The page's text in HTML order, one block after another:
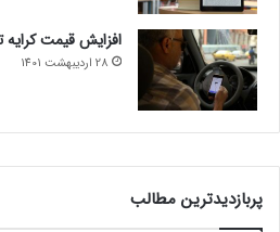
افزایش قیمت
28 اردیبهشت 1401
پربازدیدترین مطالب